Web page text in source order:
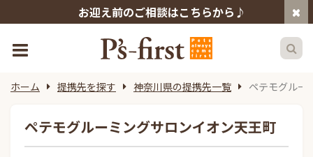
お迎え前のご相談はこちらから♪
ホーム 提携先を探す 神奈川県の提携先一覧 ペテモグルー
ペテモグルーミングサロンイオン天王町